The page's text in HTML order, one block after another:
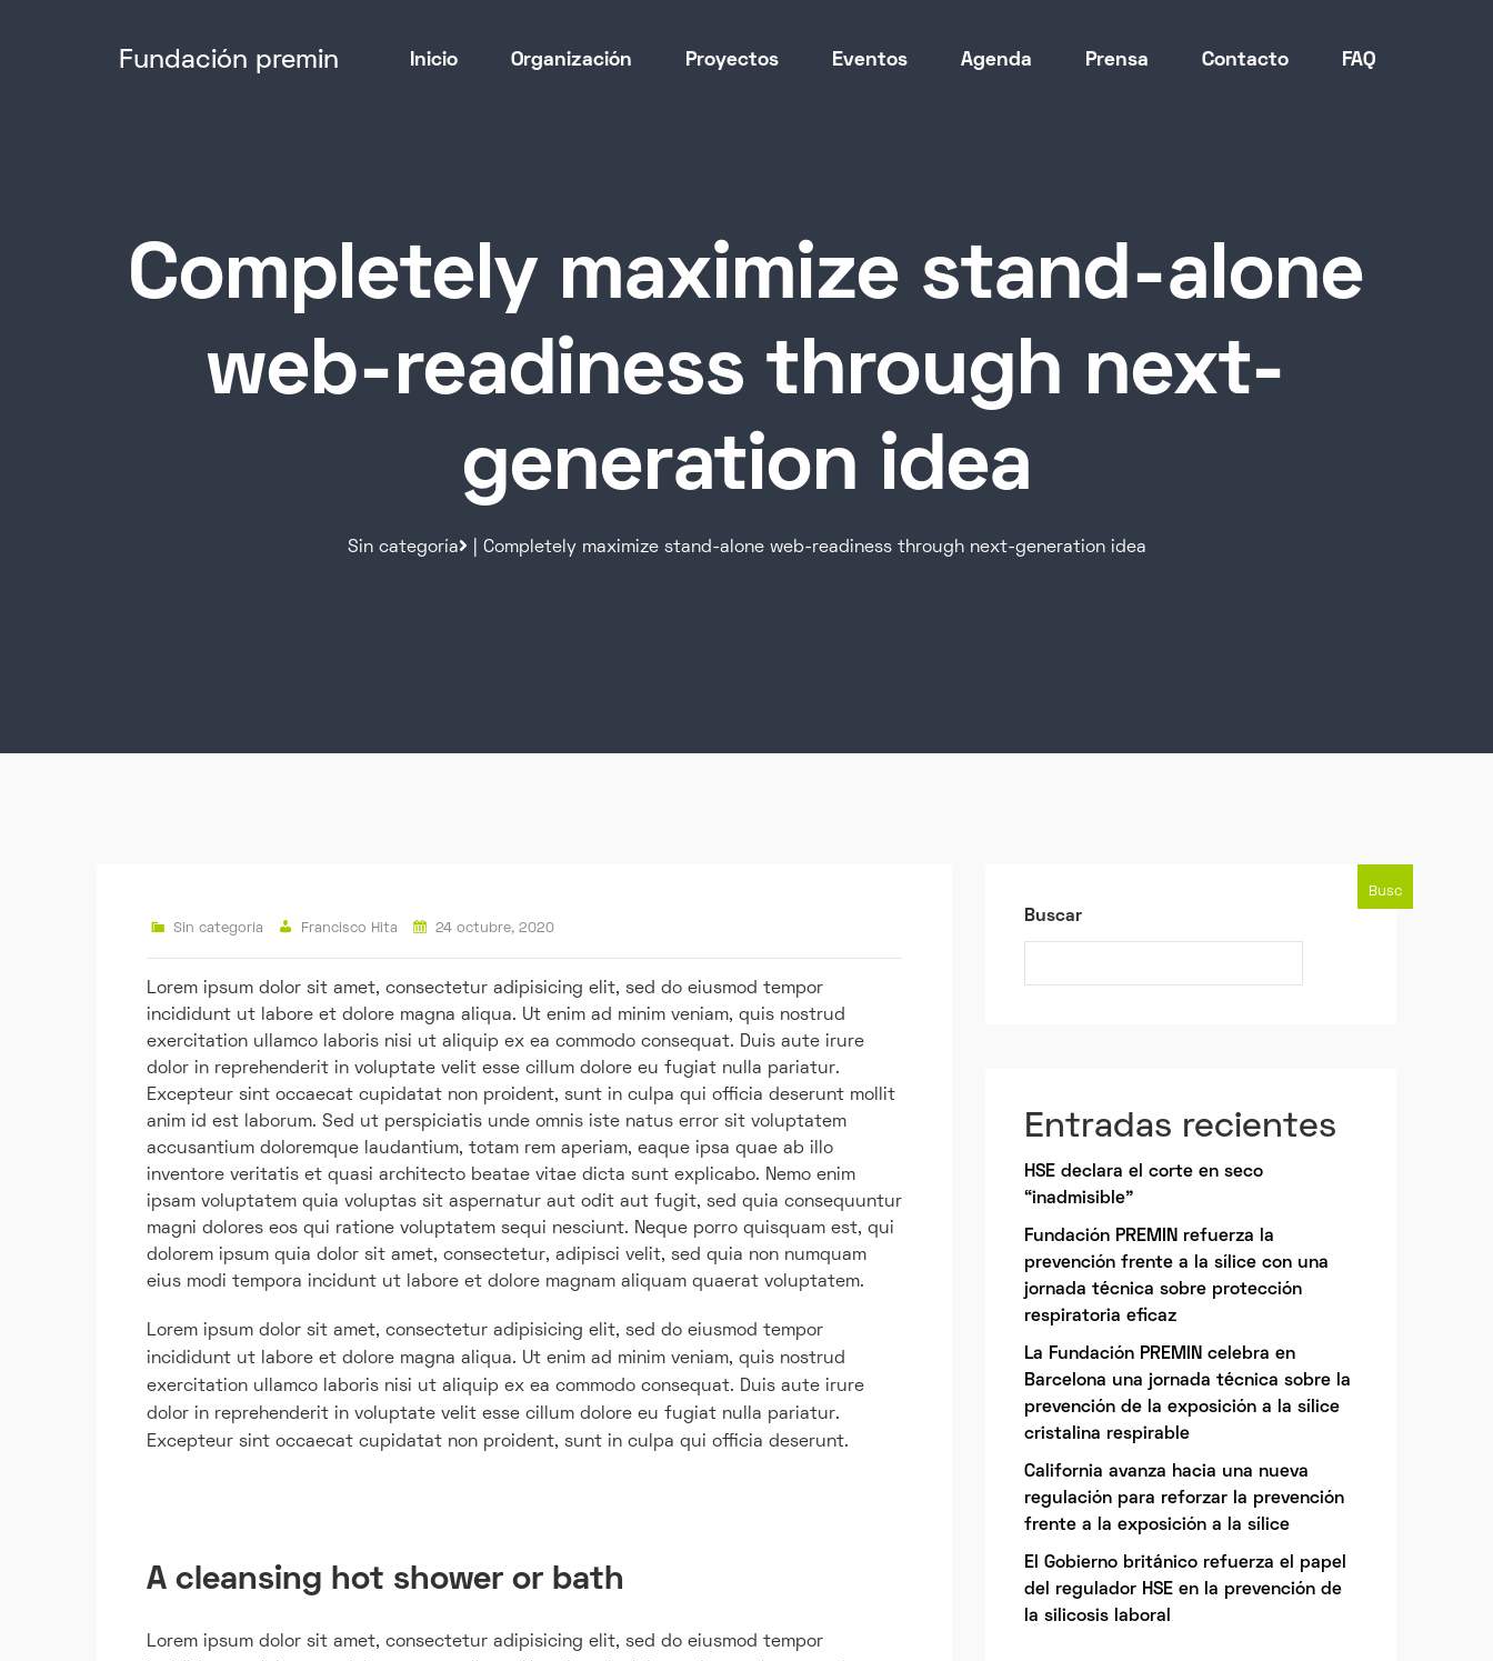
Fundación premin Inicio Organización Proyectos Eventos Agenda Prensa Contacto FAQ
Completely maximize stand-alone
web-readiness through next-
generation idea
Sin categoría | Completely maximize stand-alone web-readiness through next-generation idea
Sin categoría Francisco Hita 24 octubre, 2020
Lorem ipsum dolor sit amet, consectetur adipisicing elit, sed do eiusmod tempor
incididunt ut labore et dolore magna aliqua. Ut enim ad minim veniam, quis nostrud
exercitation ullamco laboris nisi ut aliquip ex ea commodo consequat. Duis aute irure
dolor in reprehenderit in voluptate velit esse cillum dolore eu fugiat nulla pariatur.
Excepteur sint occaecat cupidatat non proident, sunt in culpa qui officia deserunt mollit
anim id est laborum. Sed ut perspiciatis unde omnis iste natus error sit voluptatem
accusantium doloremque laudantium, totam rem aperiam, eaque ipsa quae ab illo
inventore veritatis et quasi architecto beatae vitae dicta sunt explicabo. Nemo enim
ipsam voluptatem quia voluptas sit aspernatur aut odit aut fugit, sed quia consequuntur
magni dolores eos qui ratione voluptatem sequi nesciunt. Neque porro quisquam est, qui
dolorem ipsum quia dolor sit amet, consectetur, adipisci velit, sed quia non numquam
eius modi tempora incidunt ut labore et dolore magnam aliquam quaerat voluptatem.
Lorem ipsum dolor sit amet, consectetur adipisicing elit, sed do eiusmod tempor
incididunt ut labore et dolore magna aliqua. Ut enim ad minim veniam, quis nostrud
exercitation ullamco laboris nisi ut aliquip ex ea commodo consequat. Duis aute irure
dolor in reprehenderit in voluptate velit esse cillum dolore eu fugiat nulla pariatur.
Excepteur sint occaecat cupidatat non proident, sunt in culpa qui officia deserunt.
A cleansing hot shower or bath
Lorem ipsum dolor sit amet, consectetur adipisicing elit, sed do eiusmod tempor
Buscar
Busc
Entradas recientes
HSE declara el corte en seco
“inadmisible”
Fundación PREMIN refuerza la
prevención frente a la sílice con una
jornada técnica sobre protección
respiratoria eficaz
La Fundación PREMIN celebra en
Barcelona una jornada técnica sobre la
prevención de la exposición a la sílice
cristalina respirable
California avanza hacia una nueva
regulación para reforzar la prevención
frente a la exposición a la sílice
El Gobierno británico refuerza el papel
del regulador HSE en la prevención de
la silicosis laboral